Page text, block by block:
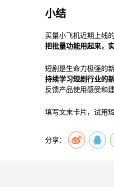
小结
买量小飞机近期上线
把批量功能用起来，
短剧是生命力极强的
持续学习短剧行业的
反馈产品使用感受和建
填写文末卡片，试用
分享：